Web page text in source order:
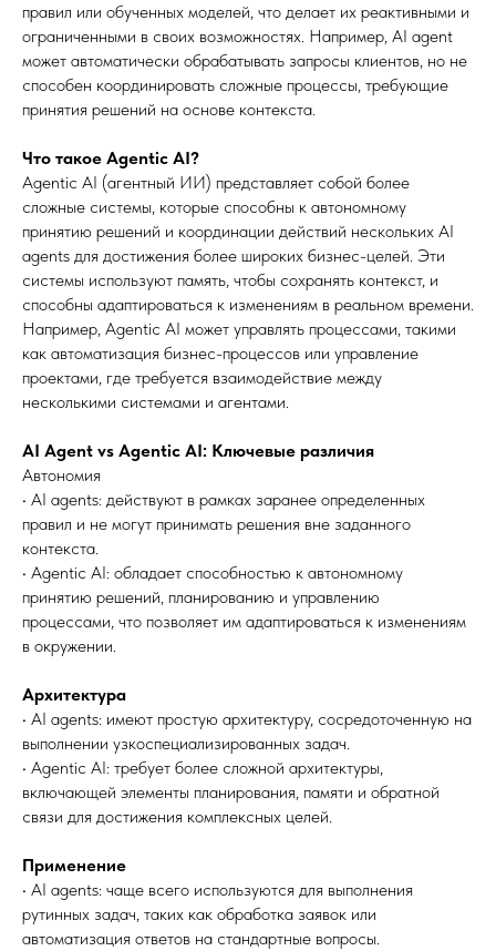
правил или обученных моделей, что делает их реактивными и
ограниченными в своих возможностях. Например, AI agent
может автоматически обрабатывать запросы клиентов, но не
способен координировать сложные процессы, требующие
принятия решений на основе контекста.
Что такое Agentic AI?
Agentic AI (агентный ИИ) представляет собой более
сложные системы, которые способны к автономному
принятию решений и координации действий нескольких AI
agents для достижения более широких бизнес-целей. Эти
системы используют память, чтобы сохранять контекст, и
способны адаптироваться к изменениям в реальном времени.
Например, Agentic AI может управлять процессами, такими
как автоматизация бизнес-процессов или управление
проектами, где требуется взаимодействие между
несколькими системами и агентами.
AI Agent vs Agentic AI: Ключевые различия
Автономия
• AI agents: действуют в рамках заранее определенных
правил и не могут принимать решения вне заданного
контекста.
• Agentic AI: обладает способностью к автономному
принятию решений, планированию и управлению
процессами, что позволяет им адаптироваться к изменениям
в окружении.
Архитектура
• AI agents: имеют простую архитектуру, сосредоточенную на
выполнении узкоспециализированных задач.
• Agentic AI: требует более сложной архитектуры,
включающей элементы планирования, памяти и обратной
связи для достижения комплексных целей.
Применение
• AI agents: чаще всего используются для выполнения
рутинных задач, таких как обработка заявок или
автоматизация ответов на стандартные вопросы.